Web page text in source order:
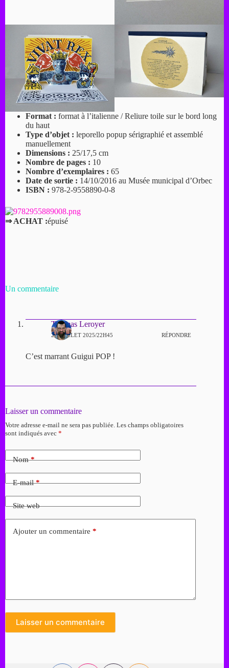
Format : format à l’italienne / Reliure toile sur le bord long
du haut
Type d’objet : leporello popup sérigraphié et assemblé
manuellement
Dimensions : 25/17,5 cm
Nombre de pages : 10
Nombre d’exemplaires : 65
Date de sortie : 14/10/2016 au Musée municipal d’Orbec
ISBN : 978-2-9558890-0-8
⇒ ACHAT :épuisé
Un commentaire
Thomas Leroyer
23 JUILLET 2025/22H45 RÉPONDRE
C’est marrant Guigui POP !
Laisser un commentaire
Votre adresse e-mail ne sera pas publiée. Les champs obligatoires
sont indiqués avec *
Nom*
E-mail*
Site web
Ajouter un commentaire *
Laisser un commentaire